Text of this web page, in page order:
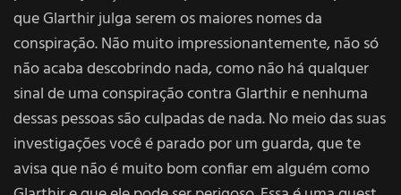
que Glarthir julga serem os maiores nomes da
conspiração. Não muito impressionantemente, não só
não acaba descobrindo nada, como não há qualquer
sinal de uma conspiração contra Glarthir e nenhuma
dessas pessoas são culpadas de nada. No meio das suas
investigações você é parado por um guarda, que te
avisa que não é muito bom confiar em alguém como